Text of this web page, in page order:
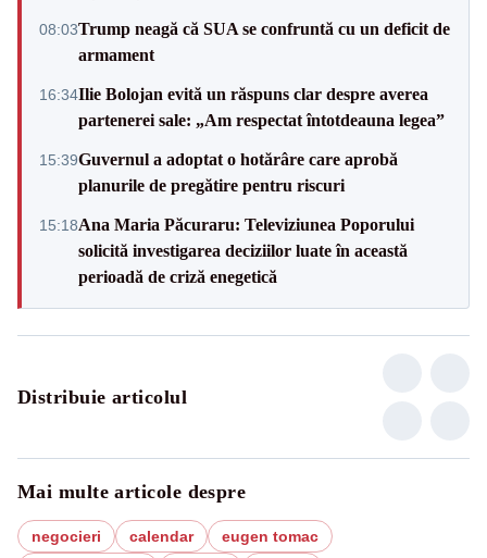
08:03Trump neagă că SUA se confruntă cu un deficit de
armament
16:34Ilie Bolojan evită un răspuns clar despre averea
partenerei sale: „Am respectat întotdeauna legea”
15:39Guvernul a adoptat o hotărâre care aprobă
planurile de pregătire pentru riscuri
15:18Ana Maria Păcuraru: Televiziunea Poporului
solicită investigarea deciziilor luate în această
perioadă de criză enegetică
Distribuie articolul
Mai multe articole despre
negocieri calendar
eugen tomac